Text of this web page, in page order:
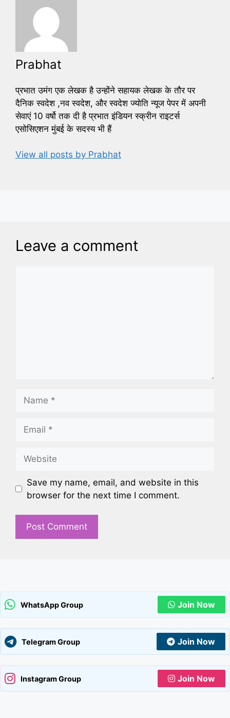
Prabhat
प्रभात उमंग एक लेखक है उन्होंने सहायक लेखक के तौर पर
दैनिक स्वदेश ,नव स्वदेश, और स्वदेश ज्योति न्यूज पेपर में अपनी
सेवाएं 10 वर्षो तक दी है प्रभात इंडियन स्क्रीन राइटर्स
एसोसिएशन मुंबई के सदस्य भी हैं
View all posts by Prabhat
Leave a comment
Save my name, email, and website in this
browser for the next time I comment.
WhatsApp Group Join Now
Telegram Group Join Now
Instagram Group Join Now